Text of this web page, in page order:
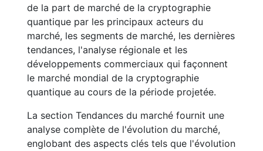
de la part de marché de la cryptographie
quantique par les principaux acteurs du
marché, les segments de marché, les dernières
tendances, l'analyse régionale et les
développements commerciaux qui façonnent
le marché mondial de la cryptographie
quantique au cours de la période projetée.
La section Tendances du marché fournit une
analyse complète de l'évolution du marché,
englobant des aspects clés tels que l'évolution